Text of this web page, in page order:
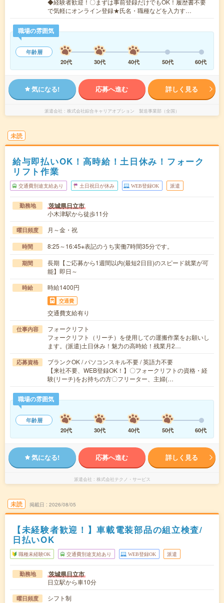
で気軽にオンライン登録★氏名・職種などを入力す…
職場の雰囲気
年齢層
20代
30代 40代 50代 60代
気になる! 応募へ進む 詳しく見る
派遣会社 株式会社綜合キャリアオプション 製造事業部（全国）
未読
給与即払いOK！高時給！土日休み！フォーク
リフト作業
交通費別途支給あり 土日祝日が休み WEB登録OK 派遣
勤務地 茨城県日立市
小木津駅から徒歩11分
曜日頻度 月～金・祝
時間 8:25～16:45※表記のうち実働7時間35分です。
期間
長期【ご応募から1週間以内(最短2日目)のスピード就業が可
能】即日～
時給 時給1400円
交通費
交通費支給有り
仕事内容
フォークリフト
フォークリフト（リーチ）を使用しての運搬作業をお願いし
ます。(派遣)土日休み！魅力の高時給！残業月2…
応募資格
ブランクOK / パソコンスキル不要 / 英語力不要
【来社不要、WEB登録OK！】〇フォークリフトの資格・経
験(リーチ)をお持ちの方〇フリーター、主婦(…
職場の雰囲気
年齢層
20代
30代 40代 50代 60代
気になる! 応募へ進む 詳しく見る
派遣会社 株式会社テクノ・サービス
未読 掲載日 2026/08/05
【未経験者歓迎！】車載電装部品の組立検査/
日払いOK
職種未経験OK 交通費別途支給あり WEB登録OK 派遣
勤務地 茨城県日立市
日立駅から車10分
曜日頻度 シフト制